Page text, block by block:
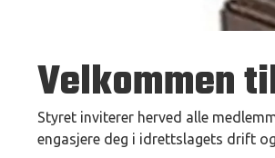
Velkommen
Styret inviterer herved alle
engasjere deg i idrettslagets drift